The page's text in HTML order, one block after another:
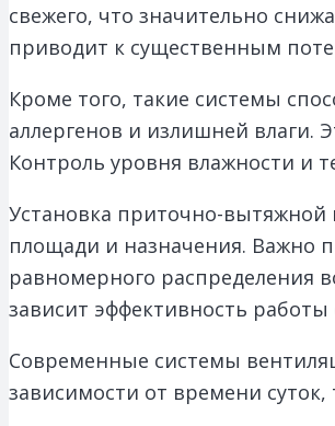
свежего, что значительно
приводит к существенным
Кроме того, такие системы
аллергенов и излишней влаги.
Контроль уровня влажности и
Установка приточно-вытяжной
площади и назначения. Важно
равномерного распределения
зависит эффективность
Современные системы
зависимости от времени